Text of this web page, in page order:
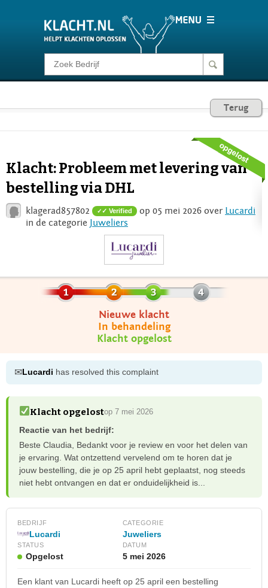
Klacht melden
Consumentenrecht
Voor Bedrijven
Login
Terug
Klacht: Probleem met levering van
bestelling via DHL
klagerad857802 ✓ Verified op 05 mei 2026 over Lucardi
in de categorie Juweliers
Nieuwe klacht
In behandeling
Klacht opgelost
✉Lucardi has resolved this complaint
Klacht opgelostop 7 mei 2026
Reactie van het bedrijf:
Beste Claudia, Bedankt voor je review en voor het delen van
je ervaring. Wat ontzettend vervelend om te horen dat je
jouw bestelling, die je op 25 april hebt geplaatst, nog steeds
niet hebt ontvangen en dat er onduidelijkheid is...
BEDRIJF
Lucardi
CATEGORIE
Juweliers
STATUS
Opgelost
DATUM
5 mei 2026
Een klant van Lucardi heeft op 25 april een bestelling